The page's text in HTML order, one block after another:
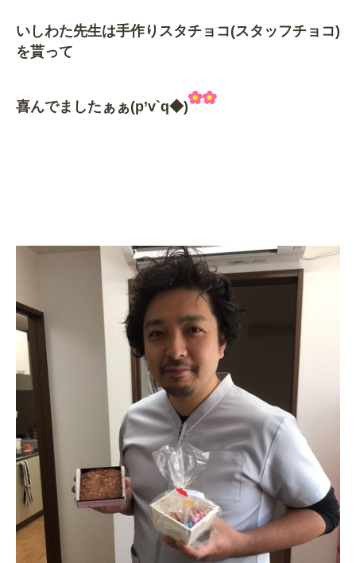
いしわた先生は手作りスタチョコ(スタッフチョコ)
を貰って
喜んでましたぁぁ(p’v`q◆)